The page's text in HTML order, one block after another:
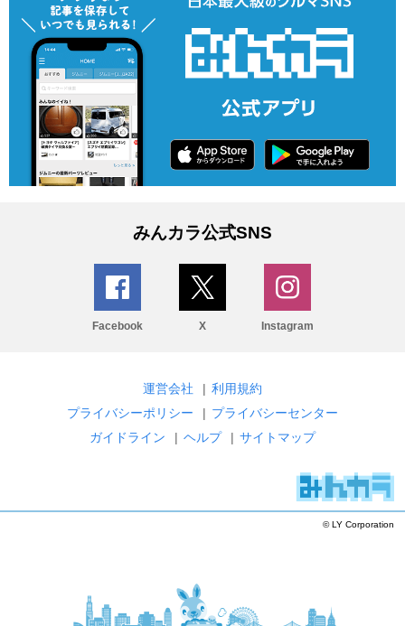
みんカラ公式SNS
Facebook X Instagram
運営会社 | 利用規約
プライバシーポリシー
| プライバシーセンター
ガイドライン
| ヘルプ | サイトマップ
© LY Corporation